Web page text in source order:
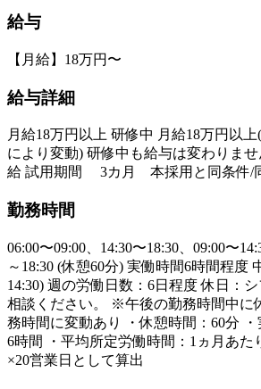
給与
【月給】18万円〜
給与詳細
月給18万円以上 研修中 月給18万円以
により変動) 研修中も給与は変わりま
給 試用期間 3カ月 本採用と同条件/
勤務時間
06:00〜09:00、14:30〜18:30、09:00〜
～18:30 (休憩60分) 実働時間6時間程度
14:30) 週の労働日数：6日程度 休日：
相談ください。 ※午後の勤務時間中に
務時間に変動あり ・休憩時間：60分 ・
6時間 ・平均所定労働時間：1ヵ月あ
×20営業日として算出